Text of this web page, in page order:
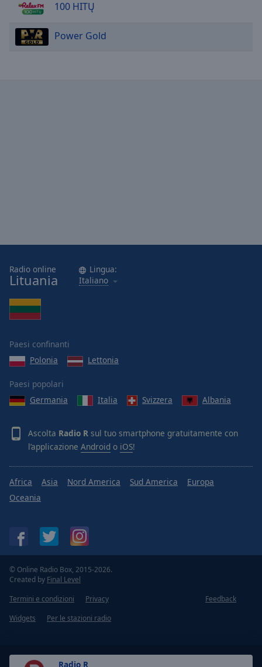
Radio R
100 HITŲ
Power Gold
Radio online
Lituania
Lingua:
Italiano
Paesi confinanti
Polonia
Lettonia
Paesi popolari
Germania
Italia Svizzera Albania
Ascolta Radio R sul tuo smartphone gratuitamente con
l’applicazione Android o iOS!
Africa Asia Nord America Sud America
Europa
Oceania
© Online Radio Box, 2015-2026.
Created by Final Level
Termini e condizioni
Privacy
Feedback
Widgets
Per le stazioni radio